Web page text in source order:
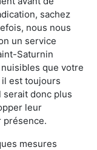
sachez
nous nous
un service
Saturnin
que votre
il est toujours
serait donc plus
leur
présence.
mesures